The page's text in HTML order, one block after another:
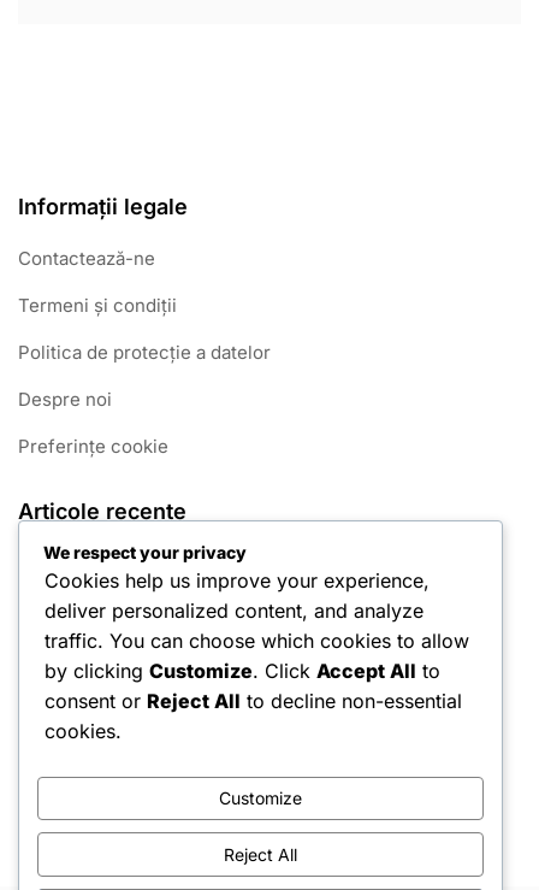
Informații legale
Contactează-ne
Termeni și condiții
Politica de protecție a datelor
Despre noi
Preferințe cookie
Articole recente
João Félix: Momente Cheie din Carieră
Pepe: Origini, Influențe timpurii, Călătorie personală
Rui Costa: Istoricul familiei, Cariera de tineret, Influențe
semnificative
Fernando Santos: Viața timpurie, Începuturile carierei de
Ricardo Quaresma: Momente Cheie din Carieră
We respect your privacy
Cookies help us improve your experience,
deliver personalized content, and analyze
traffic. You can choose which cookies to allow
by clicking Customize. Click Accept All to
consent or Reject All to decline non-essential
cookies.
Customize
Reject All